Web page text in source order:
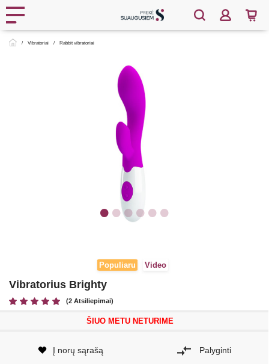
Vibratoriai Rabbit vibratoriai
Populiaru Video
Vibratorius Brighty
(2 Atsiliepimai)
ŠIUO METU NETURIME
Į norų sąrašą Palyginti